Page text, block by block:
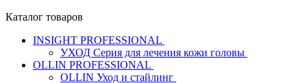
Каталог товаров
INSIGHT PROFESSIONAL
УХОД Серия для лечения кожи головы
OLLIN PROFESSIONAL
OLLIN Уход и стайлинг